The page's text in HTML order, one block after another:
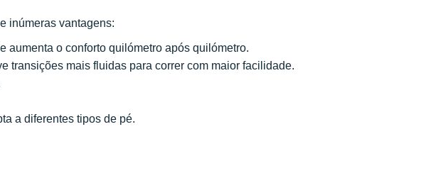
inúmeras vantagens:
aumenta o conforto quilómetro após quilómetro.
transições mais fluidas para correr com maior facilidade.
a diferentes tipos de pé.